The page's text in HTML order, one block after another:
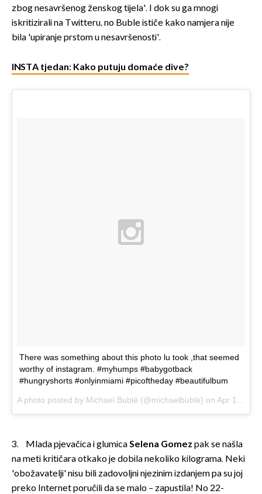
zbog nesavršenog ženskog tijela'. I dok su ga mnogi
iskritizirali na Twitteru, no Buble ističe kako namjera nije
bila 'upiranje prstom u nesavršenosti'.
INSTA tjedan: Kako putuju domaće dive?
There was something about this photo lu took ,that seemed
worthy of instagram. #myhumps #babygotback
#hungryshorts #onlyinmiami #picoftheday #beautifulbum
A photo posted by Michael Bublé (@michaelbuble) on Apr 13, 2015 at 4:59pm PDT
3. Mlada pjevačica i glumicaSelena Gomez pak se našla
na meti kritičara otkako je dobila nekoliko kilograma. Neki
'obožavatelji' nisu bili zadovoljni njezinim izdanjem pa su joj
preko Internet poručili da se malo – zapustila! No 22-